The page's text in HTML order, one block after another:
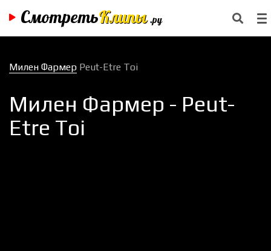
СмотретьКлипы .ру
Милен Фармер Peut-Etre Toi
Милен Фармер - Peut-
Etre Toi